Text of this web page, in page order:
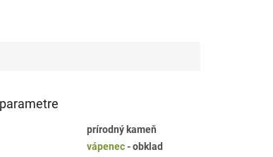
prírodný kameň
vápenec- obklad